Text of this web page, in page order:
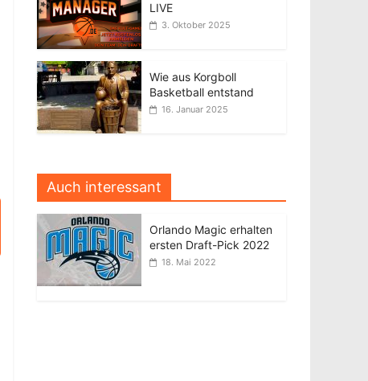
LIVE
3. Oktober 2025
Wie aus Korgboll
Basketball entstand
16. Januar 2025
Auch interessant
Orlando Magic erhalten
ersten Draft-Pick 2022
18. Mai 2022